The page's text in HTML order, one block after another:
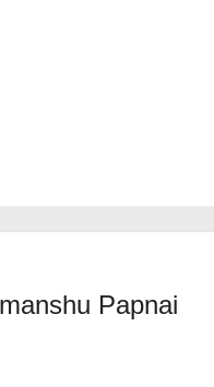
Papnai